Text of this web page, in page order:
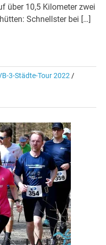
über 10,5 Kilometer zwei
Schnellster bei […]
3-Städte-Tour 2022 /